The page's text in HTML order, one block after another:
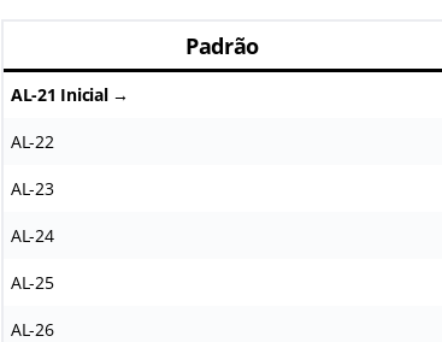
Padrão
AL-21 Inicial →
AL-22
AL-23
AL-24
AL-25
AL-26